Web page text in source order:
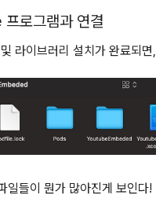
로그램과 연결
라이브러리 설치가 완료되면,
일들이 뭔가 많아진게 보인다!